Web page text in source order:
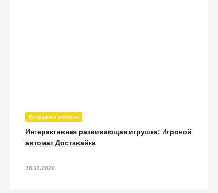
Игрушки и роботы
Интерактивная развивающая игрушка: Игровой
автомат Доставайка
16.11.2020